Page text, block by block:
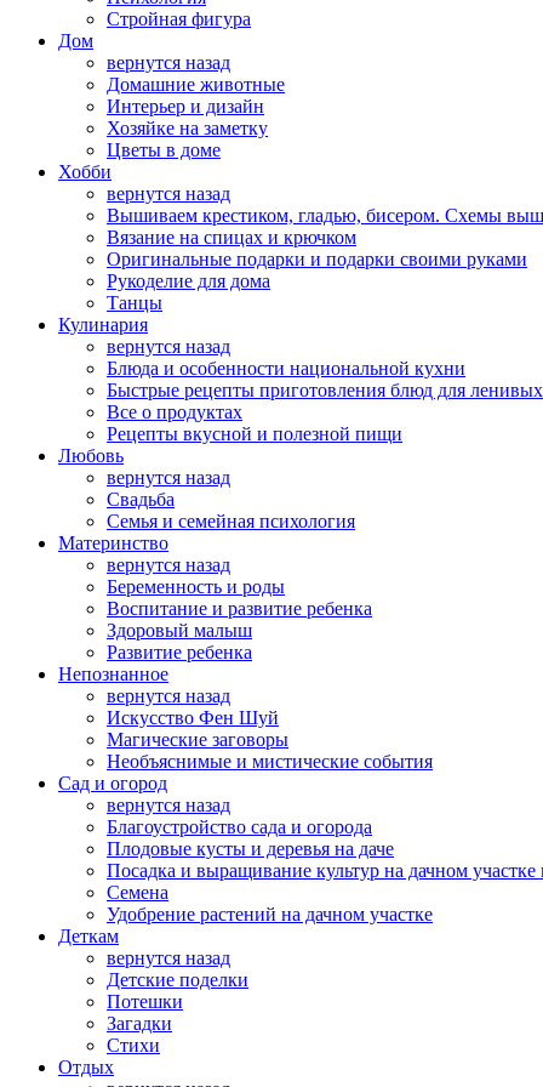
Стройная фигура
Дом
вернутся назад
Домашние животные
Интерьер и дизайн
Хозяйке на заметку
Цветы в доме
Хобби
вернутся назад
Вышиваем крестиком, гладью, бисером. Схемы
Вязание на спицах и крючком
Оригинальные подарки и подарки своими руками
Рукоделие для дома
Танцы
Кулинария
вернутся назад
Блюда и особенности национальной кухни
Быстрые рецепты приготовления блюд для ленивых
Все о продуктах
Рецепты вкусной и полезной пищи
Любовь
вернутся назад
Свадьба
Семья и семейная психология
Материнство
вернутся назад
Беременность и роды
Воспитание и развитие ребенка
Здоровый малыш
Развитие ребенка
Непознанное
вернутся назад
Искусство Фен Шуй
Магические заговоры
Необъяснимые и мистические события
Сад и огород
вернутся назад
Благоустройство сада и огорода
Плодовые кусты и деревья на даче
Посадка и выращивание культур на дачном участке
Семена
Удобрение растений на дачном участке
Деткам
вернутся назад
Детские поделки
Потешки
Загадки
Стихи
Отдых